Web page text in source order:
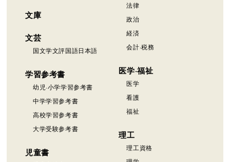
文庫
文芸
国文学文評国語日本語
学習参考書
幼児·小学学習参考書
中学学習参考書
高校学習参考書
大学受験参考書
児童書
法律
政治
経済
会計·税務
医学·福祉
医学
看護
福祉
理工
理工資格